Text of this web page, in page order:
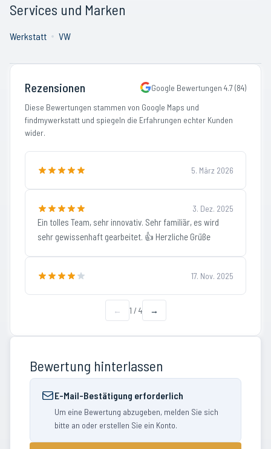
Services und Marken
Werkstatt VW
Rezensionen Google Bewertungen 4.7(84)
Diese Bewertungen stammen von Google Maps und
findmywerkstatt und spiegeln die Erfahrungen echter Kunden
wider.
5. März 2026
3. Dez. 2025
Ein tolles Team, sehr innovativ. Sehr familiär, es wird
sehr gewissenhaft gearbeitet. 👍 Herzliche Grüße
17. Nov. 2025
← 1 / 4 →
Bewertung hinterlassen
E-Mail-Bestätigung erforderlich
Um eine Bewertung abzugeben, melden Sie sich
bitte an oder erstellen Sie ein Konto.